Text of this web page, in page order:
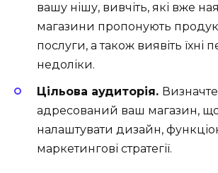
вашу нішу, вивчіть, які вже
магазини пропонують
послуги, а також виявіть їхні
недоліки.
Цільова аудиторія.
адресований ваш магазин,
налаштувати дизайн,
маркетингові стратегії.